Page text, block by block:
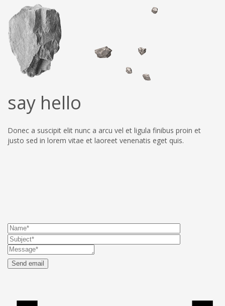
say hello
Donec a suscipit elit nunc a arcu vel et ligula finibus proin et
justo sed in lorem vitae et laoreet venenatis eget quis.